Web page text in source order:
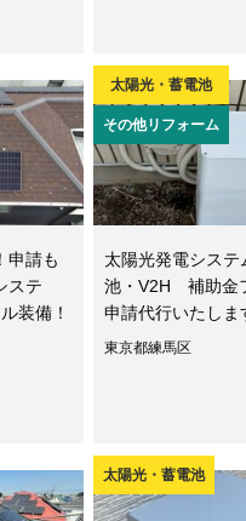
申請も
ステ
装備！
太陽光・蓄電池
その他リフォーム
太陽光発電システ
池・V2H 補助金
申請代行いたしま
東京都練馬区
太陽光・蓄電池